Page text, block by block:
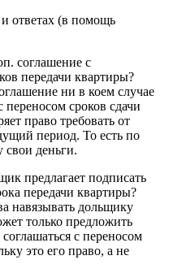
ответах (в помощь
соглашение с
передачи квартиры?
ни в коем случае
переносом сроков сдачи
право требовать от
период. То есть по
свои деньги.
предлагает подписать
передачи квартиры?
навязывать дольщику
только предложить
с переносом
это его право, а не